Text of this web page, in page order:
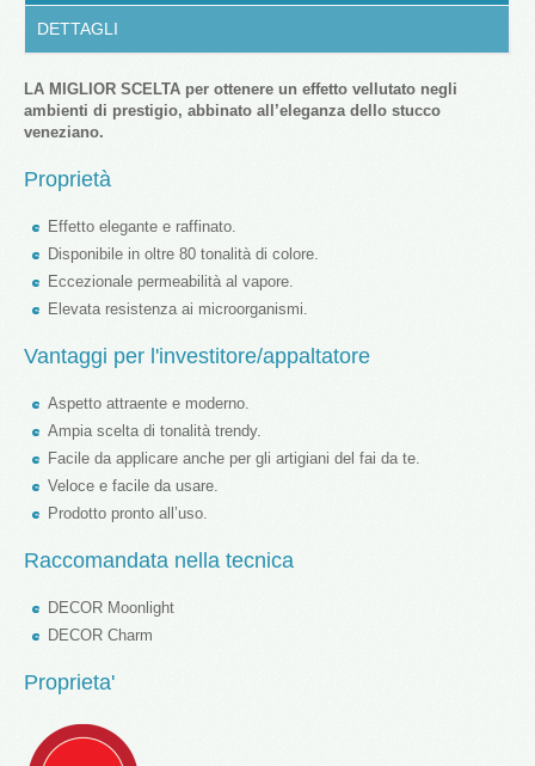
DETTAGLI
LA MIGLIOR SCELTA per ottenere un effetto vellutato negli
ambienti di prestigio, abbinato all’eleganza dello stucco
veneziano.
Proprietà
Effetto elegante e raffinato.
Disponibile in oltre 80 tonalità di colore.
Eccezionale permeabilità al vapore.
Elevata resistenza ai microorganismi.
Vantaggi per l'investitore/appaltatore
Aspetto attraente e moderno.
Ampia scelta di tonalità trendy.
Facile da applicare anche per gli artigiani del fai da te.
Veloce e facile da usare.
Prodotto pronto all’uso.
Raccomandata nella tecnica
DECOR Moonlight
DECOR Charm
Proprieta'